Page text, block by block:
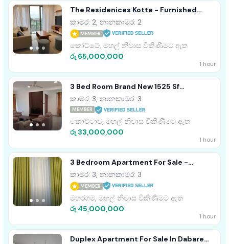
The Residenices Kotte - Furnished
Apartment For Sale A54479
කාමර: 2, නානකාමර: 2
MEMBER
කෝට්ටේ, මහල් නිවාස විකිණීමට ඇත
රු 65,000,000
1 hour
3 Bed Room Brand New 1525 Sf
Apartment - Kottawa
කාමර: 3, නානකාමර: 3
MEMBER
කොට්ටාව, මහල් නිවාස විකිණීමට ඇත
රු 33,000,000
1 hour
3 Bedroom Apartment For Sale -
Maharagama, Rainbow Residencies
(EM961)
කාමර: 3, නානකාමර: 3
MEMBER
මහරගම, මහල් නිවාස විකිණීමට ඇත
රු 45,000,000
1 hour
Duplex Apartment For Sale In Dabare